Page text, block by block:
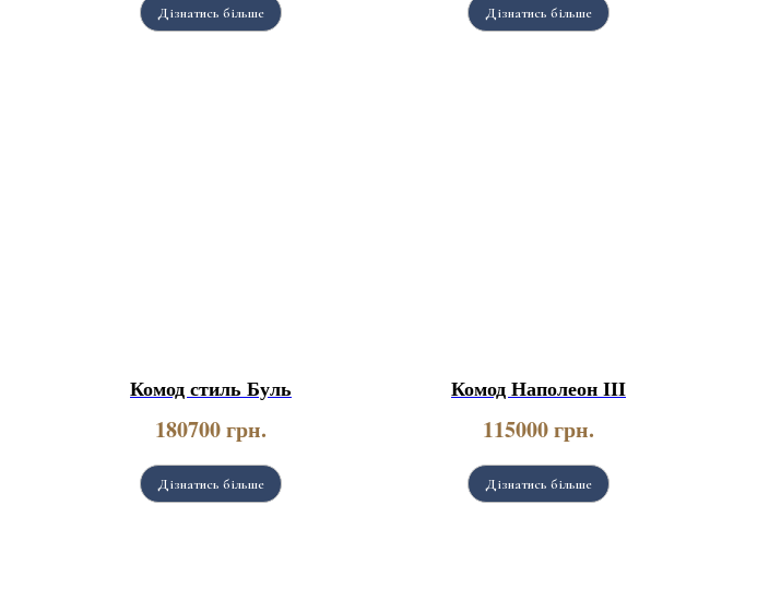
Дізнатись більше Дізнатись більше
Комод стиль Буль
180700грн.
Дізнатись більше
Комод Наполеон ІІІ
115000грн.
Дізнатись більше